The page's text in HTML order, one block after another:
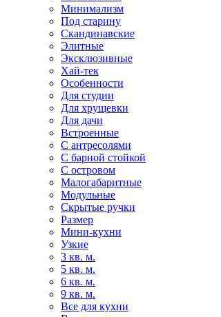
Минимализм
Под старину
Скандинавские
Элитные
Эксклюзивные
Хай-тек
Особенности
Для студии
Для хрущевки
Для дачи
Встроенные
С антресолями
С барной стойкой
С островом
Малогабаритные
Модульные
Скрытые ручки
Размер
Мини-кухни
Узкие
3 кв. м.
5 кв. м.
6 кв. м.
9 кв. м.
Все для кухни